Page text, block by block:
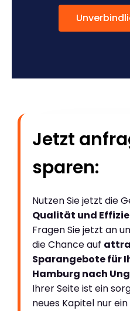
Jetzt
sparen:
Nutzen Sie jetzt die
Qualität und
Fragen Sie jetzt an
die Chance auf
Sparangebote für
Hamburg nach
Ihrer Seite ist ein
neues Kapitel nur